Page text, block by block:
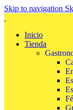
Skip to navigation
Inicio
Tienda